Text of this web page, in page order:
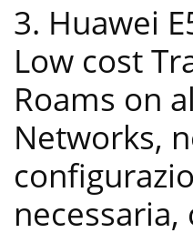
3. Huawei
Low cost
Roams on
Networks,
necessaria,